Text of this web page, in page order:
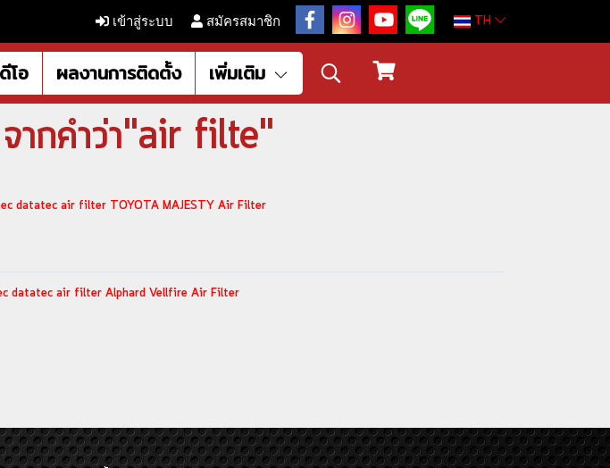
เข้าสู่ระบบ สมัครสมาชิก TH
โอ ผลงานการติดตั้ง เพิ่มเติม
ากคำว่า"air filte"
datatec air filter TOYOTA MAJESTY Air Filter
datatec air filter Alphard Vellfire Air Filter